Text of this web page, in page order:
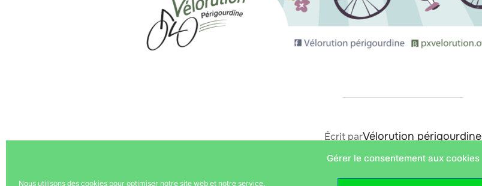
Gérer le consentement aux cookies
Nous utilisons des cookies pour optimiser notre site web et notre service.
AUTEUR DE LA PUBLICATION
Écrit parVélorution périgourdine